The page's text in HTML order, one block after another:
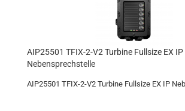
AIP25501 TFIX-2-V2 Turbine Fullsize EX IP
Nebensprechstelle
AIP25501 TFIX-2-V2 Turbine Fullsize EX IP